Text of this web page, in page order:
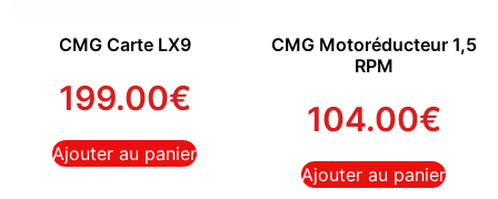
CMG Carte LX9
199.00€
Ajouter au panier
CMG Motoréducteur 1,5
RPM
104.00€
Ajouter au panier